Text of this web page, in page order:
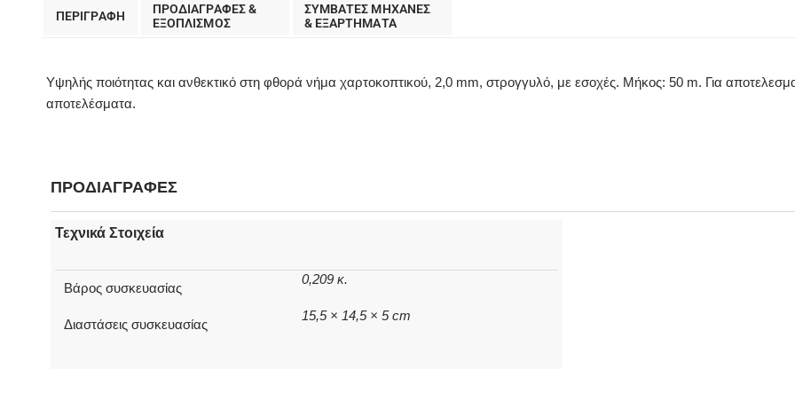
ΠΕΡΙΓΡΑΦΗ
ΠΡΟΔΙΑΓΡΑΦΕΣ &
EΞΟΠΛΙΣΜΟΣ
ΣΥΜΒΑΤΕΣ ΜΗΧΑΝΕΣ
& ΕΞΑΡΤΗΜΑΤΑ
Υψηλής ποιότητας και ανθεκτικό στη φθορά νήμα χαρτοκοπτικού, 2,0 mm, στρογγυλό, με εσοχές. Μήκος: 50 m. Για
αποτελέσματα.
ΠΡΟΔΙΑΓΡΑΦΕΣ
Τεχνικά Στοιχεία
Βάρος συσκευασίας
0,209 κ.
Διαστάσεις συσκευασίας
15,5 × 14,5 × 5 cm